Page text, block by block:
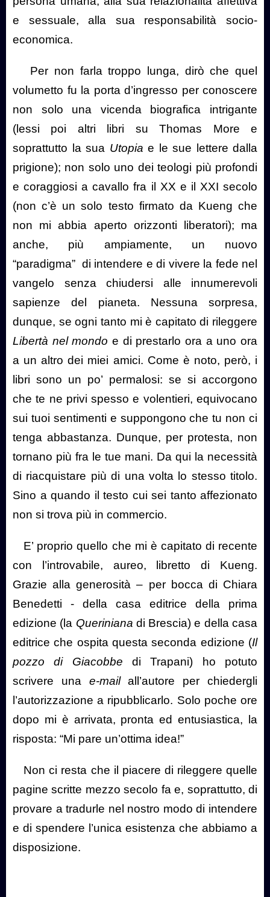
e sessuale, alla sua responsabilità socio-
economica.
Per non farla troppo lunga, dirò che quel
volumetto fu la porta d’ingresso per conoscere
non solo una vicenda biografica intrigante
(lessi poi altri libri su Thomas More e
soprattutto la sua Utopia e le sue lettere dalla
prigione); non solo uno dei teologi più profondi
e coraggiosi a cavallo fra il XX e il XXI secolo
(non c’è un solo testo firmato da Kueng che
non mi abbia aperto orizzonti liberatori); ma
anche, più ampiamente, un nuovo
“paradigma” di intendere e di vivere la fede nel
vangelo senza chiudersi alle innumerevoli
sapienze del pianeta. Nessuna sorpresa,
dunque, se ogni tanto mi è capitato di rileggere
Libertà nel mondo e di prestarlo ora a uno ora
a un altro dei miei amici. Come è noto, però, i
libri sono un po’ permalosi: se si accorgono
che te ne privi spesso e volentieri, equivocano
sui tuoi sentimenti e suppongono che tu non ci
tenga abbastanza. Dunque, per protesta, non
tornano più fra le tue mani. Da qui la necessità
di riacquistare più di una volta lo stesso titolo.
Sino a quando il testo cui sei tanto affezionato
non si trova più in commercio.
E’ proprio quello che mi è capitato di recente
con l’introvabile, aureo, libretto di Kueng.
Grazie alla generosità – per bocca di Chiara
Benedetti - della casa editrice della prima
edizione (la Queriniana di Brescia) e della casa
editrice che ospita questa seconda edizione (Il
pozzo di Giacobbe di Trapani) ho potuto
scrivere una e-mailall’autore per chiedergli
l’autorizzazione a ripubblicarlo. Solo poche ore
dopo mi è arrivata, pronta ed entusiastica, la
risposta: “Mi pare un’ottima idea!”
Non ci resta che il piacere di rileggere quelle
pagine scritte mezzo secolo fa e, soprattutto, di
provare a tradurle nel nostro modo di intendere
e di spendere l’unica esistenza che abbiamo a
disposizione.